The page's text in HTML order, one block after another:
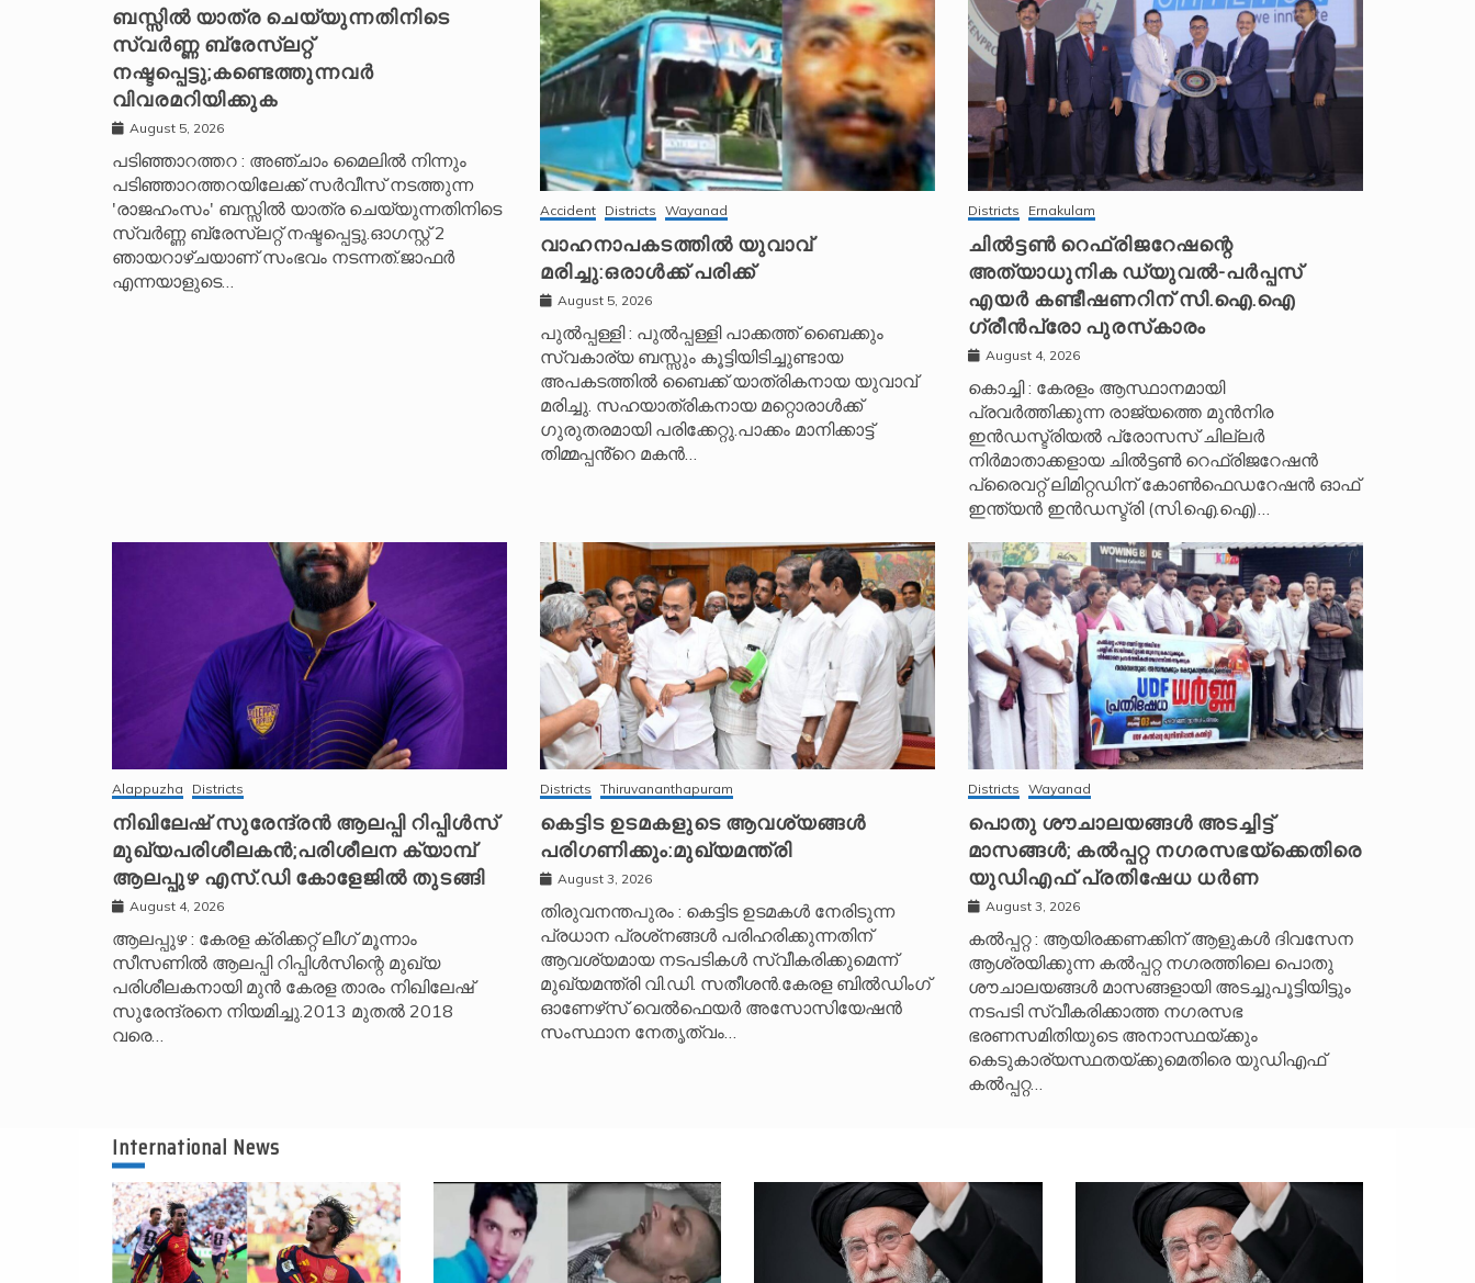
n
a
t
i
v
e
:
ബസ്സിൽ യാത്ര ചെയ്യുന്നതിനിടെ
സ്വർണ്ണ ബ്രേസ്‌ലറ്റ്
നഷ്ടപ്പെട്ടു;കണ്ടെത്തുന്നവർ
വിവരമറിയിക്കുക
August 5, 2026
പടിഞ്ഞാറത്തറ : അഞ്ചാം മൈലിൽ നിന്നും
പടിഞ്ഞാറത്തറയിലേക്ക് സർവീസ് നടത്തുന്ന
'രാജഹംസം' ബസ്സിൽ യാത്ര ചെയ്യുന്നതിനിടെ
സ്വർണ്ണ ബ്രേസ്‌ലറ്റ് നഷ്ടപ്പെട്ടു.ഓഗസ്റ്റ് 2
ഞായറാഴ്ചയാണ് സംഭവം നടന്നത്.ജാഫർ
എന്നയാളുടെ…
Accident Districts Wayanad
വാഹനാപകടത്തിൽ യുവാവ്
മരിച്ചു:ഒരാൾക്ക് പരിക്ക്
August 5, 2026
പുൽപ്പള്ളി : പുൽപ്പള്ളി പാക്കത്ത് ബൈക്കും
സ്വകാര്യ ബസ്സും കൂട്ടിയിടിച്ചുണ്ടായ
അപകടത്തിൽ ബൈക്ക് യാത്രികനായ യുവാവ്
മരിച്ചു. സഹയാത്രികനായ മറ്റൊരാൾക്ക്
ഗുരുതരമായി പരിക്കേറ്റു.പാക്കം മാനിക്കാട്ട്
തിമ്മപ്പൻ്റെ മകൻ…
Districts Ernakulam
ചിൽട്ടൺ റെഫ്രിജറേഷന്റെ
അത്യാധുനിക ഡ്യുവൽ-പർപ്പസ്
എയർ കണ്ടീഷണറിന് സി.ഐ.ഐ
ഗ്രീൻപ്രോ പുരസ്‌കാരം
August 4, 2026
കൊച്ചി : കേരളം ആസ്ഥാനമായി
പ്രവർത്തിക്കുന്ന രാജ്യത്തെ മുൻനിര
ഇൻഡസ്ട്രിയൽ പ്രോസസ് ചില്ലർ
നിർമാതാക്കളായ ചിൽട്ടൺ റെഫ്രിജറേഷൻ
പ്രൈവറ്റ് ലിമിറ്റഡിന് കോൺഫെഡറേഷൻ ഓഫ്
ഇന്ത്യൻ ഇൻഡസ്ട്രി (സി.ഐ.ഐ)…
Alappuzha Districts
നിഖിലേഷ് സുരേന്ദ്രൻ ആലപ്പി റിപ്പിൾസ്
മുഖ്യപരിശീലകൻ;പരിശീലന ക്യാമ്പ്
ആലപ്പുഴ എസ്.ഡി കോളേജിൽ തുടങ്ങി
August 4, 2026
ആലപ്പുഴ : കേരള ക്രിക്കറ്റ് ലീ​ഗ് മൂന്നാം
സീസണിൽ ആലപ്പി റിപ്പിൾസിന്റെ മുഖ്യ
പരിശീലകനായി മുൻ കേരള താരം നിഖിലേഷ്
സുരേന്ദ്രനെ നിയമിച്ചു.2013 മുതൽ 2018
വരെ…
Districts Thiruvananthapuram
കെട്ടിട ഉടമകളുടെ ആവശ്യങ്ങൾ
പരിഗണിക്കും:മുഖ്യമന്ത്രി
August 3, 2026
തിരുവനന്തപുരം : കെട്ടിട ഉടമകൾ നേരിടുന്ന
പ്രധാന പ്രശ്‌നങ്ങൾ പരിഹരിക്കുന്നതിന്
ആവശ്യമായ നടപടികൾ സ്വീകരിക്കുമെന്ന്
മുഖ്യമന്ത്രി വി.ഡി. സതീശൻ.കേരള ബിൽഡിംഗ്
ഓണേഴ്‌സ് വെൽഫെയർ അസോസിയേഷൻ
സംസ്ഥാന നേതൃത്വം…
Districts Wayanad
പൊതു ശൗചാലയങ്ങൾ അടച്ചിട്ട്
മാസങ്ങൾ; കൽപ്പറ്റ നഗരസഭയ്‌ക്കെതിരെ
യുഡിഎഫ് പ്രതിഷേധ ധർണ
August 3, 2026
കൽപ്പറ്റ : ആയിരക്കണക്കിന് ആളുകൾ ദിവസേന
ആശ്രയിക്കുന്ന കൽപ്പറ്റ നഗരത്തിലെ പൊതു
ശൗചാലയങ്ങൾ മാസങ്ങളായി അടച്ചുപൂട്ടിയിട്ടും
നടപടി സ്വീകരിക്കാത്ത നഗരസഭ
ഭരണസമിതിയുടെ അനാസ്ഥയ്ക്കും
കെടുകാര്യസ്ഥതയ്ക്കുമെതിരെ യുഡിഎഫ്
കൽപ്പറ്റ…
International News